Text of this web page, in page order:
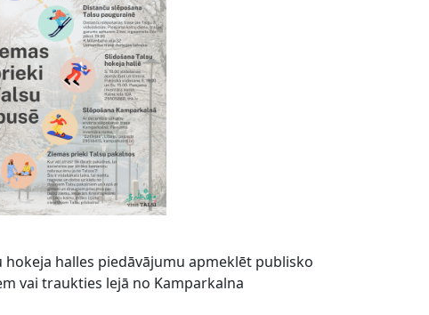
halles piedāvājumu apmeklēt publisko
vai traukties lejā no Kamparkalna